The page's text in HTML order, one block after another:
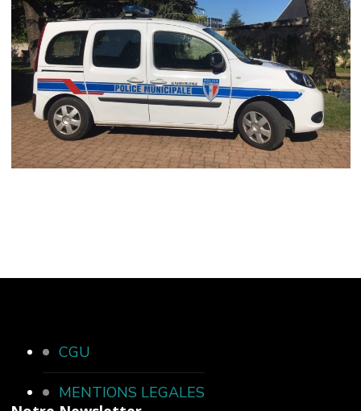
CGU
MENTIONS LEGALES